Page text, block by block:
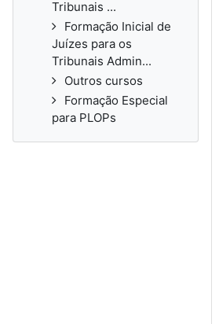
Tribunais ...
Formação Inicial de
Juízes para os
Tribunais Admin...
Outros cursos
Formação Especial
para PLOPs